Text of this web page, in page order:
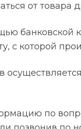
от товара
банковской
с которой
по